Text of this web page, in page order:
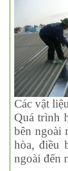
Các vật
Quá trình
bên ngoài
hòa, điều
ngoài đến